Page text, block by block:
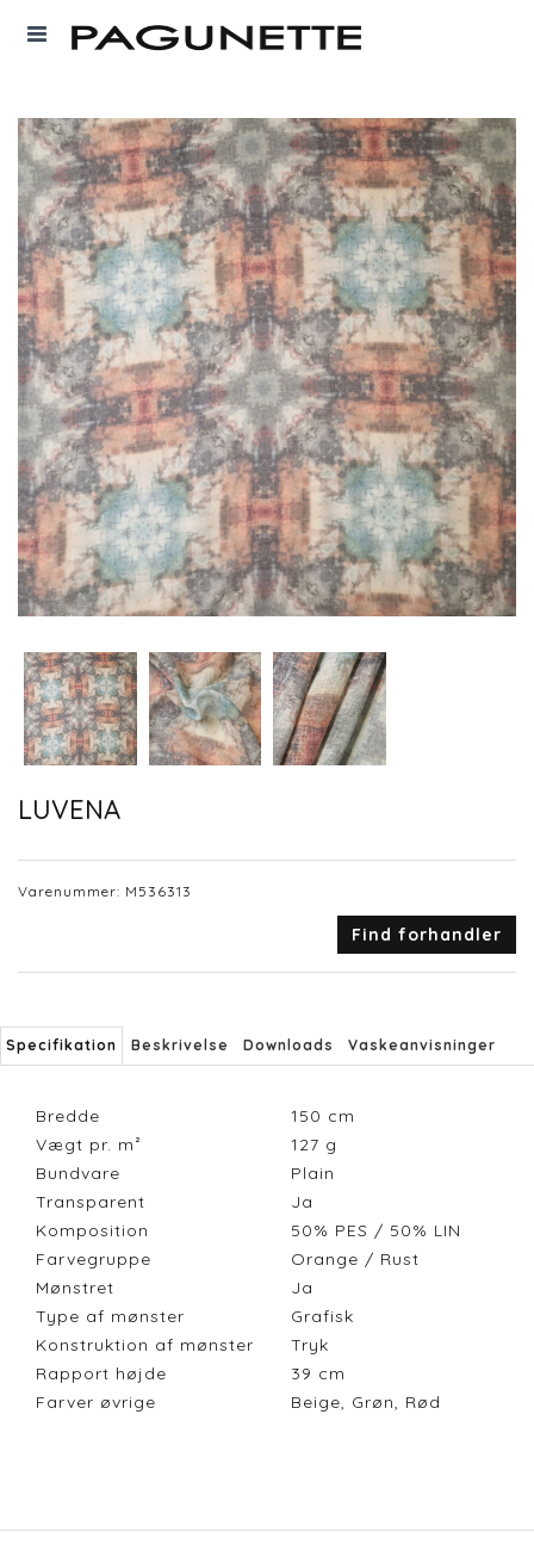
LUVENA
Varenummer: M536313
Find forhandler
Specifikation Beskrivelse Downloads Vaskeanvisninger
Bredde 150 cm
Vægt pr. m²
127 g
Bundvare
Plain
Transparent
Ja
Komposition
50% PES / 50% LIN
Farvegruppe
Orange / Rust
Mønstret
Ja
Type af mønster
Grafisk
Konstruktion af mønster
Tryk
Rapport højde
39 cm
Farver øvrige
Beige, Grøn, Rød